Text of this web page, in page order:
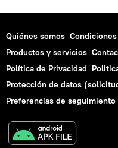
Quiénes somos
Productos y servicios
Política de Privacidad
Protección de datos
Preferencias de seguimiento